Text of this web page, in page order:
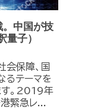
。中国が技
子）
会保障、国
るテーマを
す。2019年
緊急レ...